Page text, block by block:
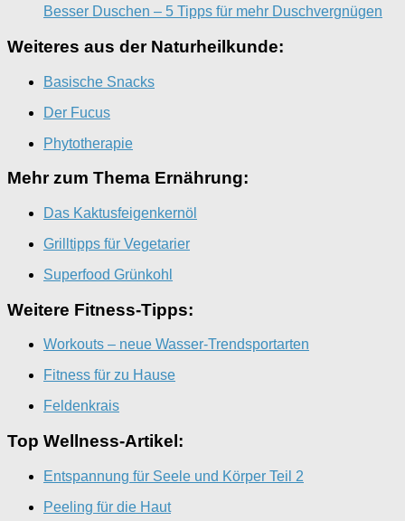
Besser Duschen – 5 Tipps für mehr Duschvergnügen
Weiteres aus der Naturheilkunde:
Basische Snacks
Der Fucus
Phytotherapie
Mehr zum Thema Ernährung:
Das Kaktusfeigenkernöl
Grilltipps für Vegetarier
Superfood Grünkohl
Weitere Fitness-Tipps:
Workouts – neue Wasser-Trendsportarten
Fitness für zu Hause
Feldenkrais
Top Wellness-Artikel:
Entspannung für Seele und Körper Teil 2
Peeling für die Haut